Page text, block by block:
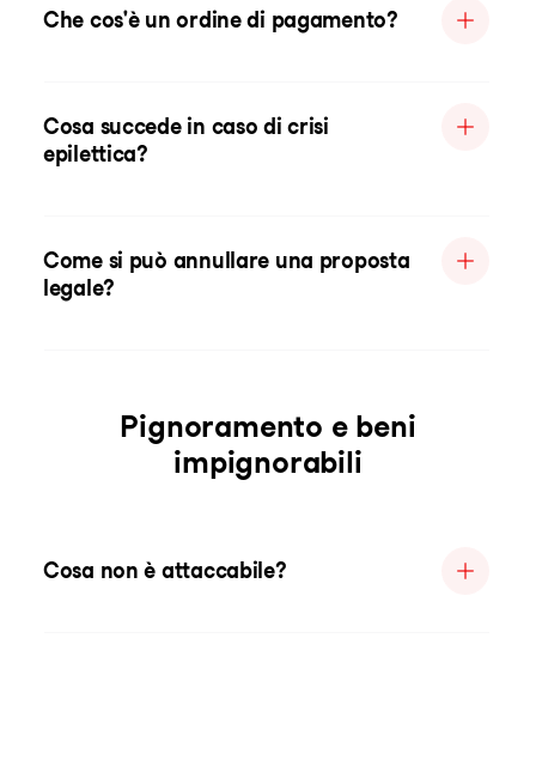
Che cos'è un ordine di pagamento?
Cosa succede in caso di crisi
epilettica?
Come si può annullare una proposta
legale?
Pignoramento e beni
impignorabili
Cosa non è attaccabile?